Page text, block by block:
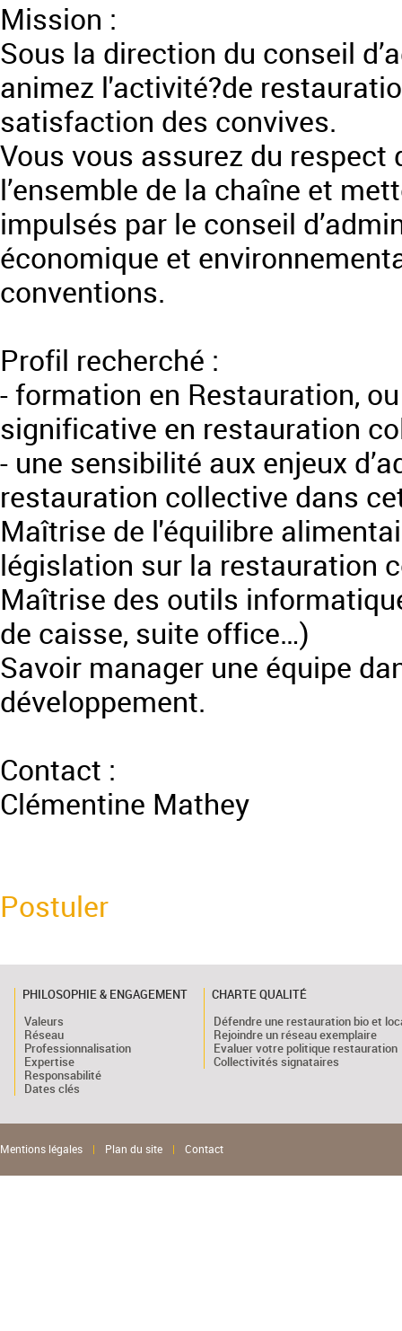
Mission :
Sous la direction du conseil
animez l'activité?de
satisfaction des convives.
Vous vous assurez du
l’ensemble de la chaîne et
impulsés par le conseil
économique et
conventions.
Profil recherché :
- formation en Restauration,
significative en restauration
- une sensibilité aux enjeux
restauration collective dans
Maîtrise de l'équilibre
législation sur la restauration
Maîtrise des outils
de caisse, suite office…)
Savoir manager une équipe
développement.
Contact :
Clémentine Mathey
Postuler
PHILOSOPHIE & ENGAGEMENT
Valeurs
Réseau
Professionnalisation
Expertise
Responsabilité
Dates clés
CHARTE QUALITÉ
Défendre une restauration bio et
Rejoindre un réseau exemplaire
Evaluer votre politique restauration
Collectivités signataires
Mentions légales | Plan du site | Contact